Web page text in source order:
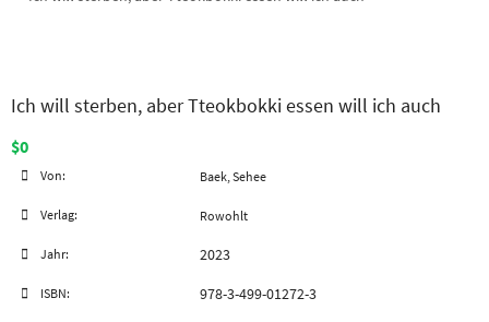
Ich will sterben, aber Tteokbokki essen will ich auch
$0
Von: Baek, Sehee
Verlag: Rowohlt
Jahr: 2023
ISBN: 978-3-499-01272-3